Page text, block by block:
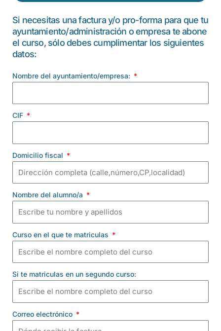
Si necesitas una factura y/o pro-forma para que tu
ayuntamiento/administración o empresa te abone
el curso, sólo debes cumplimentar los siguientes
datos:
Nombre del ayuntamiento/empresa:
CIF
Domicilio fiscal
Nombre del alumno/a
Curso en el que te matriculas
Si te matriculas en un segundo curso:
Correo electrónico